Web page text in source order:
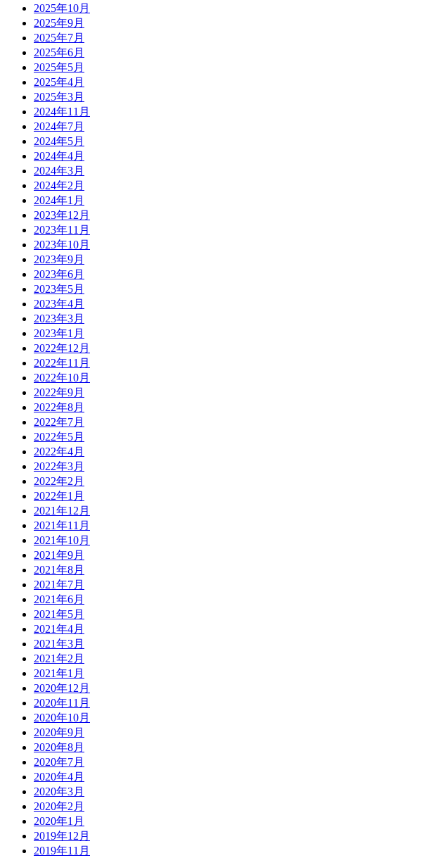
2025年10月
2025年9月
2025年7月
2025年6月
2025年5月
2025年4月
2025年3月
2024年11月
2024年7月
2024年5月
2024年4月
2024年3月
2024年2月
2024年1月
2023年12月
2023年11月
2023年10月
2023年9月
2023年6月
2023年5月
2023年4月
2023年3月
2023年1月
2022年12月
2022年11月
2022年10月
2022年9月
2022年8月
2022年7月
2022年5月
2022年4月
2022年3月
2022年2月
2022年1月
2021年12月
2021年11月
2021年10月
2021年9月
2021年8月
2021年7月
2021年6月
2021年5月
2021年4月
2021年3月
2021年2月
2021年1月
2020年12月
2020年11月
2020年10月
2020年9月
2020年8月
2020年7月
2020年4月
2020年3月
2020年2月
2020年1月
2019年12月
2019年11月